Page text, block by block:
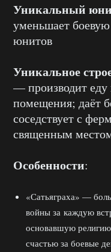
Уникальный
уменьшает
юнитов
Уникальное
— производит еду
помещения; даёт
соседствует с
священным
Особенности:
«Сатьяграха» —
войны за каждую
основавшую
счастью за боевые